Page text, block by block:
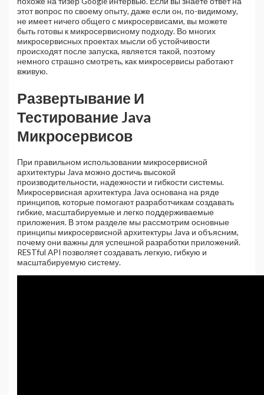
этот вопрос по своему опыту, даже если он, по-видимому,
не имеет ничего общего с микросервисами, вы можете
быть готовы к микросервисному подходу. Во многих
микросервисных проектах мысли об устойчивости
происходят после запуска, является такой, поэтому
немного страшно смотреть, как микросервисы работают
вживую.
Развертывание И
Тестирование Java
Микросервисов
При правильном использовании микросервисной
архитектуры Java можно достичь высокой
производительности, надежности и гибкости системы.
Микросервисная архитектура Java основана на ряде
принципов, которые помогают разработчикам создавать
гибкие, масштабируемые и легко поддерживаемые
приложения. В этом разделе мы рассмотрим основные
принципы микросервисной архитектуры Java и объясним,
почему они важны для успешной разработки приложений.
RESTful API позволяет создавать легкую, гибкую и
масштабируемую систему.